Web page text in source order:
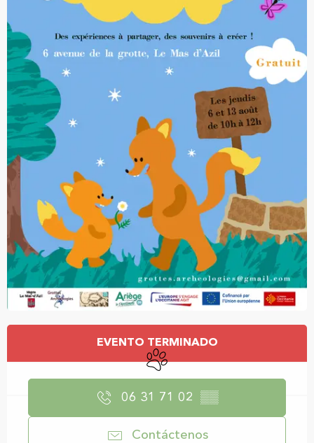
Horarios y datos de contacto
EVENTO TERMINADO
Se aceptan animales
06 31 71 02 ▒▒
Contáctenos